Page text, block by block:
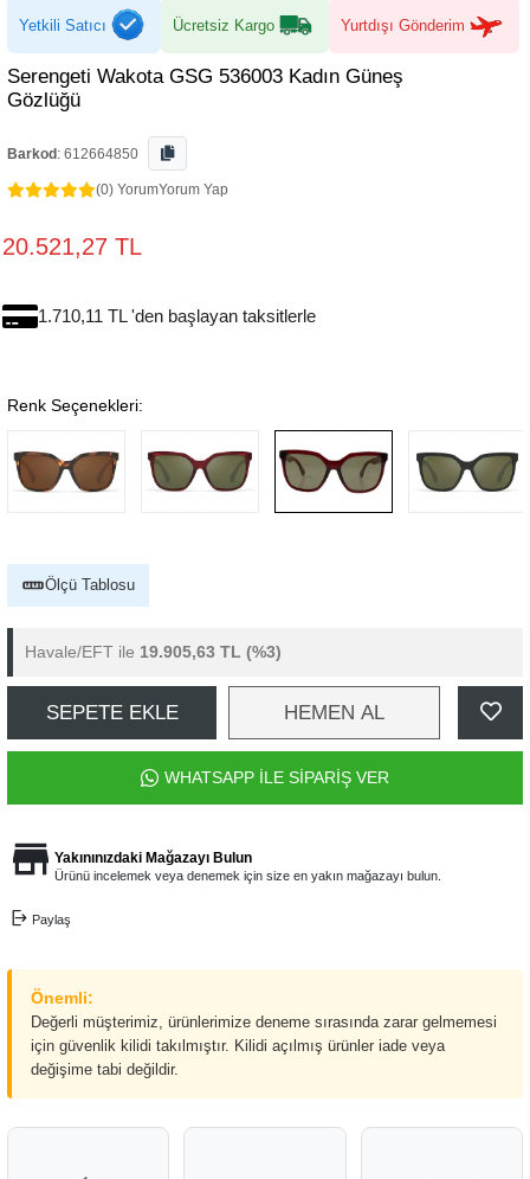
Yetkili Satıcı Ücretsiz Kargo Yurtdışı Gönderim
Serengeti Wakota GSG 536003 Kadın Güneş
Gözlüğü
Barkod : 612664850
(0) YorumYorum Yap
20.521,27 TL
1.710,11 TL 'den başlayan taksitlerle
Renk Seçenekleri:
Ölçü Tablosu
Havale/EFT ile 19.905,63 TL (%3)
SEPETE EKLE HEMEN AL
WHATSAPP İLE SİPARİŞ VER
Yakınınızdaki Mağazayı Bulun
Ürünü incelemek veya denemek için size en yakın mağazayı bulun.
Paylaş
Önemli:
Değerli müşterimiz, ürünlerimize deneme sırasında zarar gelmemesi
için güvenlik kilidi takılmıştır. Kilidi açılmış ürünler iade veya
değişime tabi değildir.